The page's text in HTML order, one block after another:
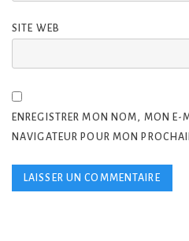
SITE WEB
ENREGISTRER MON NOM, MON E-
NAVIGATEUR POUR MON